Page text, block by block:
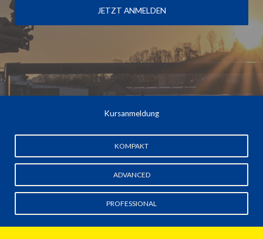
JETZT ANMELDEN
Kursanmeldung
KOMPAKT
ADVANCED
PROFESSIONAL